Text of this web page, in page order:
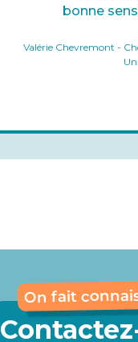
bonne
Valérie Chevremont -
On fait